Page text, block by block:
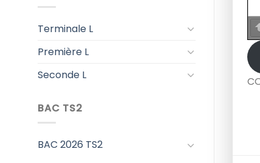
Terminale L
Première L
Seconde L
BAC TS2
BAC 2026 TS2